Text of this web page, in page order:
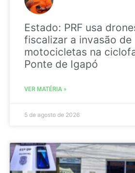
Estado: PRF usa
fiscalizar a invasão de
motocicletas na
Ponte de Igapó
VER MATÉRIA »
5 de agosto de 2026